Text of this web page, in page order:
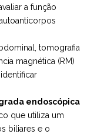
a função
tomografia
magnética (RM)
endoscópica
que utiliza um
biliares e o